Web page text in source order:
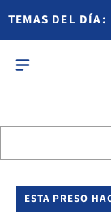
TEMAS DEL DÍA:
ESTA PRESO